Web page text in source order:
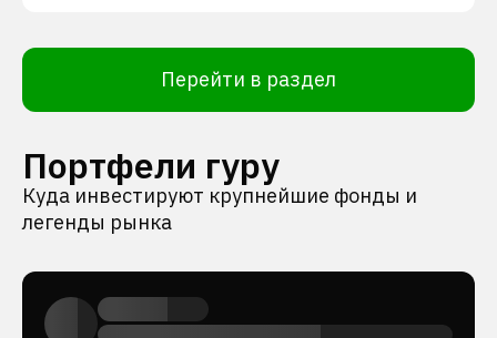
Перейти в раздел
Портфели гуру
Куда инвестируют крупнейшие фонды и
легенды рынка